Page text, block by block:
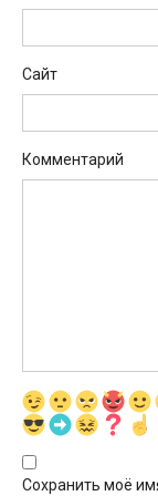
Сайт
Комментарий
Сохранить моё